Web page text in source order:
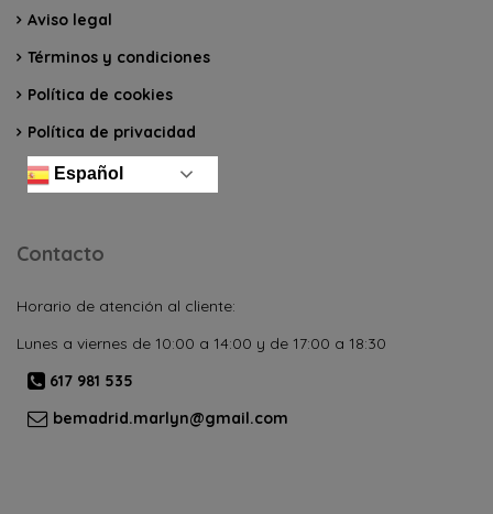
Aviso legal
Términos y condiciones
Política de cookies
Política de privacidad
Español
Contacto
Horario de atención al cliente:
Lunes a viernes de 10:00 a 14:00 y de 17:00 a 18:30
617 981 535
bemadrid.marlyn@gmail.com